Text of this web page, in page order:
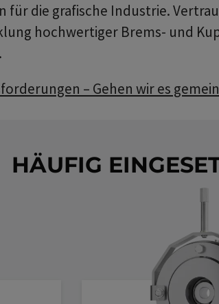
für die grafische Industrie.
hochwertiger Brems- und
– Gehen wir es
HÄUFIG